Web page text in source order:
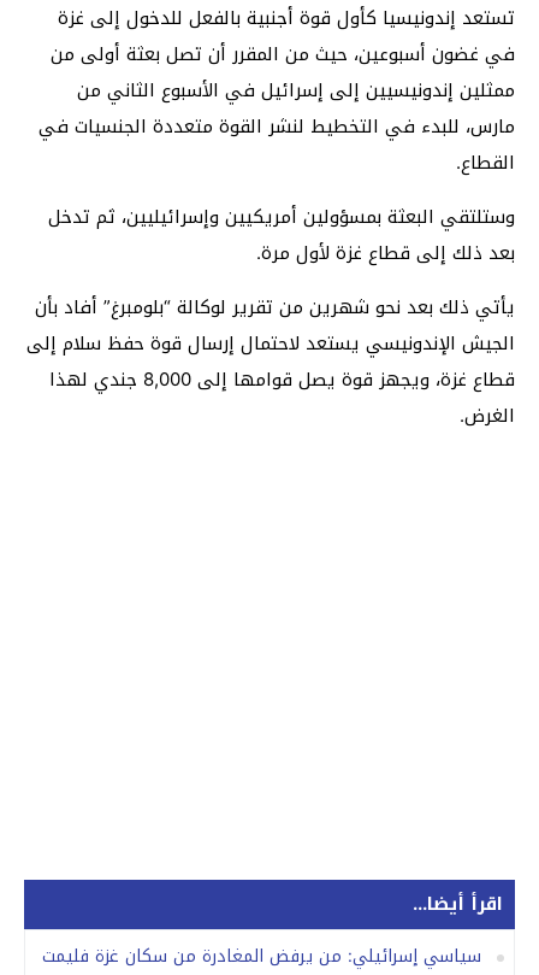
تستعد إندونيسيا كأول قوة أجنبية بالفعل للدخول إلى غزة
في غضون أسبوعين، حيث من المقرر أن تصل بعثة أولى من
ممثلين إندونيسيين إلى إسرائيل في الأسبوع الثاني من
مارس، للبدء في التخطيط لنشر القوة متعددة الجنسيات في
القطاع.
وستلتقي البعثة بمسؤولين أمريكيين وإسرائيليين، ثم تدخل
بعد ذلك إلى قطاع غزة لأول مرة.
يأتي ذلك بعد نحو شهرين من تقرير لوكالة “بلومبرغ” أفاد بأن
الجيش الإندونيسي يستعد لاحتمال إرسال قوة حفظ سلام إلى
قطاع غزة، ويجهز قوة يصل قوامها إلى 8,000 جندي لهذا
الغرض.
اقرأ أيضا...
سياسي إسرائيلي: من يرفض المغادرة من سكان غزة فليمت